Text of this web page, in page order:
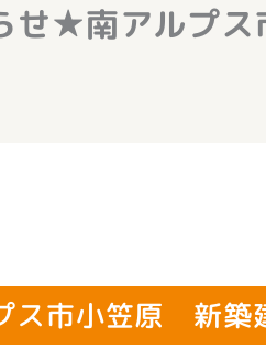
せ★南アルプ
ス市小笠原 新